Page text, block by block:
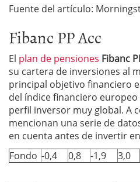
Fuente del artículo:
Fibanc PP Acc
El plan de pensiones Fibanc
su cartera de inversiones al
principal objetivo financiero
del índice financiero
perfil inversor muy global. A
mencionan una serie de
en cuenta antes de invertir
Fondo -0,4 0,8 -1,9 3,0